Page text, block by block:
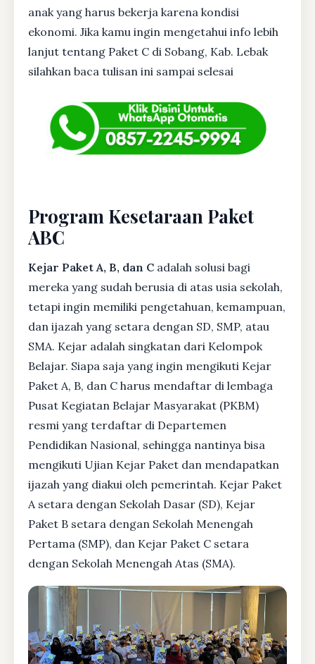
anak yang harus bekerja karena kondisi
ekonomi. Jika kamu ingin mengetahui info lebih
lanjut tentang Paket C di Sobang, Kab. Lebak
silahkan baca tulisan ini sampai selesai
Program Kesetaraan Paket
ABC
Kejar Paket A, B, dan C adalah solusi bagi
mereka yang sudah berusia di atas usia sekolah,
tetapi ingin memiliki pengetahuan, kemampuan,
dan ijazah yang setara dengan SD, SMP, atau
SMA. Kejar adalah singkatan dari Kelompok
Belajar. Siapa saja yang ingin mengikuti Kejar
Paket A, B, dan C harus mendaftar di lembaga
Pusat Kegiatan Belajar Masyarakat (PKBM)
resmi yang terdaftar di Departemen
Pendidikan Nasional, sehingga nantinya bisa
mengikuti Ujian Kejar Paket dan mendapatkan
ijazah yang diakui oleh pemerintah. Kejar Paket
A setara dengan Sekolah Dasar (SD), Kejar
Paket B setara dengan Sekolah Menengah
Pertama (SMP), dan Kejar Paket C setara
dengan Sekolah Menengah Atas (SMA).